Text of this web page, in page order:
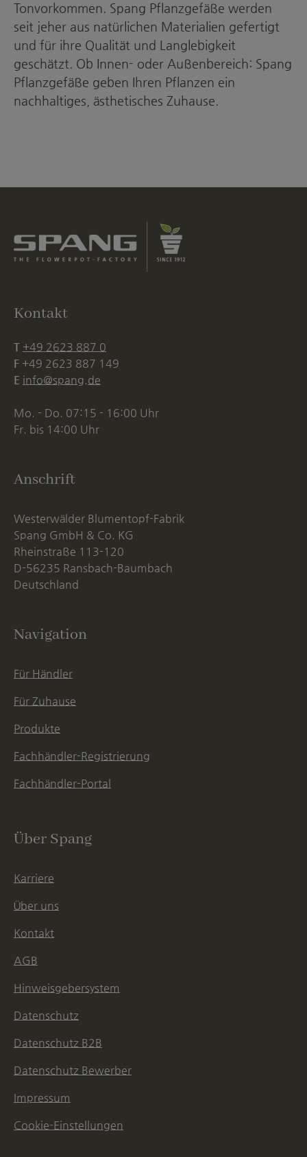
Tonvorkommen. Spang Pflanzgefäße werden
seit jeher aus natürlichen Materialien gefertigt
und für ihre Qualität und Langlebigkeit
geschätzt. Ob Innen- oder Außenbereich: Spang
Pflanzgefäße geben Ihren Pflanzen ein
nachhaltiges, ästhetisches Zuhause.
Kontakt
T +49 2623 887 0
F +49 2623 887 149
E info@spang.de
Mo. - Do. 07:15 - 16:00 Uhr
Fr. bis 14:00 Uhr
Anschrift
Westerwälder Blumentopf-Fabrik
Spang GmbH & Co. KG
Rheinstraße 113-120
D-56235 Ransbach-Baumbach
Deutschland
Navigation
Für Händler
Für Zuhause
Produkte
Fachhändler-Registrierung
Fachhändler-Portal
Über Spang
Karriere
Über uns
Kontakt
AGB
Hinweisgebersystem
Datenschutz
Datenschutz B2B
Datenschutz Bewerber
Impressum
Cookie-Einstellungen